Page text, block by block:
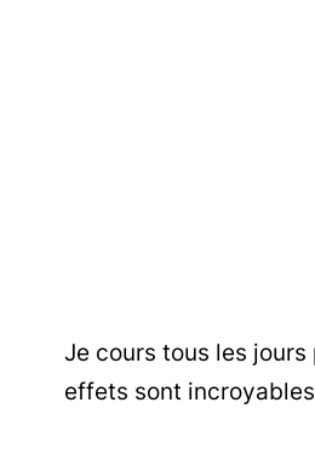
Je cours tous les
effets sont